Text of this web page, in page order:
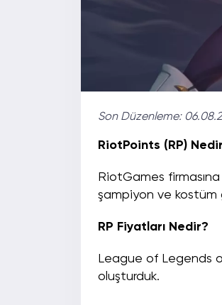
Son Düzenleme:
RiotPoints (RP)
RiotGames
şampiyon ve kostüm
RP Fiyatları Nedir?
League of Legends
oluşturduk.